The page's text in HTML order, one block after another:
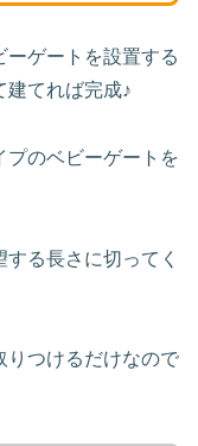
ゲートを設置する
建てれば完成♪
プのベビーゲートを
る長さに切ってく
りつけるだけなので